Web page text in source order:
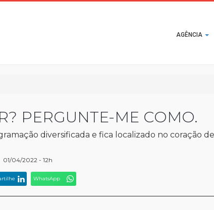
MainAGÊNCIA
PERGUNTE-ME COMO.
diversificada e fica localizado no coração
01/04/2022 - 12h
WhatsApp